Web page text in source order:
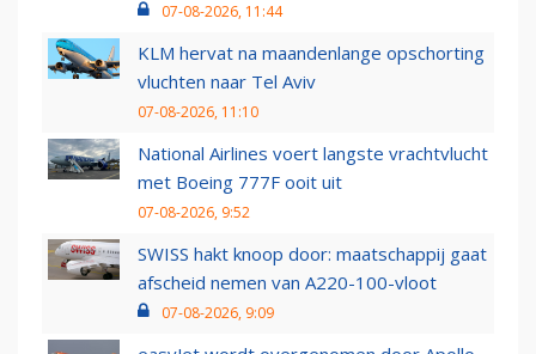
07-08-2026, 11:44
KLM hervat na maandenlange opschorting
vluchten naar Tel Aviv
07-08-2026, 11:10
National Airlines voert langste vrachtvlucht
met Boeing 777F ooit uit
07-08-2026, 9:52
SWISS hakt knoop door: maatschappij gaat
afscheid nemen van A220-100-vloot
07-08-2026, 9:09